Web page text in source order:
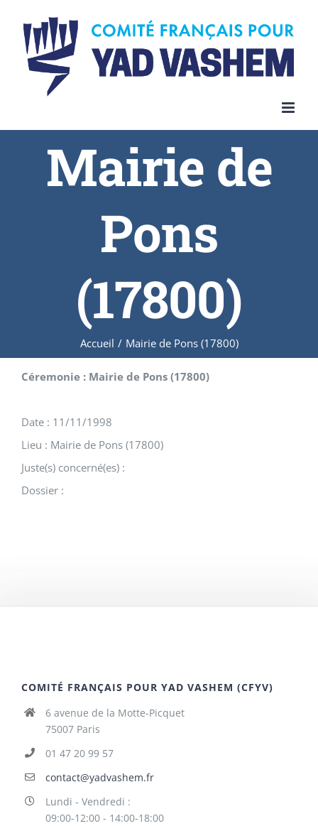
content
Mairie de
Pons
(17800)
Accueil / Mairie de Pons (17800)
Céremonie : Mairie de Pons (17800)
Date : 11/11/1998
Lieu : Mairie de Pons (17800)
Juste(s) concerné(es) :
Dossier :
COMITÉ FRANÇAIS POUR YAD VASHEM (CFYV)
6 avenue de la Motte-Picquet
75007 Paris
01 47 20 99 57
contact@yadvashem.fr
Lundi - Vendredi :
09:00-12:00 - 14:00-18:00